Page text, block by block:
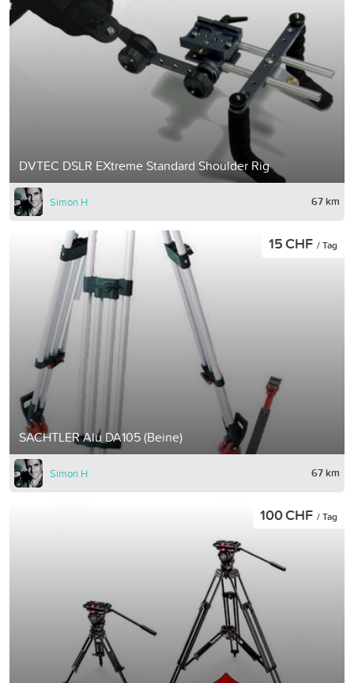
DVTEC DSLR EXtreme Standard Shoulder Rig
Simon H 67 km
SACHTLER Alu DA105 (Beine)
15 CHF / Tag
Simon H 67 km
100 CHF / Tag